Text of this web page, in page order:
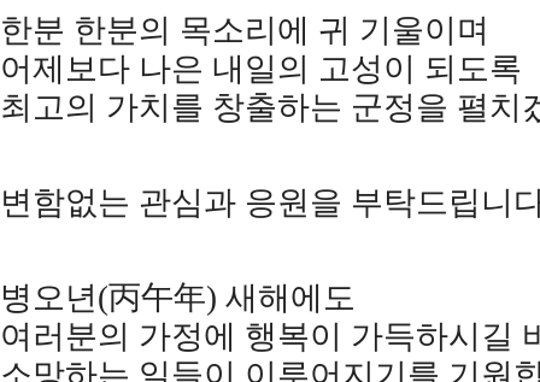
한분 한분의 목소리에 귀 기울이며
어제보다 나은 내일의 고성이 되도록
최고의 가치를 창출하는 군정을 펼치
변함없는 관심과 응원을 부탁드립니
병오년(丙午年) 새해에도
여러분의 가정에 행복이 가득하시길
소망하는 일들이 이루어지기를 기원